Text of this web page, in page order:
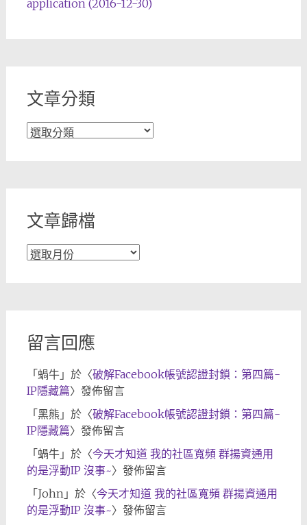
application (2016-12-30)
文章分類
文
文章歸檔
文
留言回應
「 蝸牛」於〈破解Facebook帳號認證封鎖：第四篇-
IP隱藏篇〉發佈留言
「 黑熊 」於〈破解Facebook帳號認證封鎖：第四篇-
IP隱藏篇〉發佈留言
「 蝸牛」於〈今天才知道 我的社區寬頻 群揚資通用
的是浮動IP 沒事~〉發佈留言
「 John」於〈今天才知道 我的社區寬頻 群揚資通用
的是浮動IP 沒事~〉發佈留言